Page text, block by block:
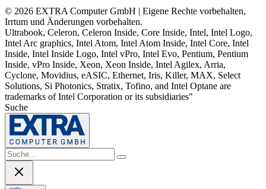
© 2026 EXTRA Computer GmbH | Eigene Rechte vorbehalten,
Irrtum und Änderungen vorbehalten.
Ultrabook, Celeron, Celeron Inside, Core Inside, Intel, Intel Logo,
Intel Arc graphics, Intel Atom, Intel Atom Inside, Intel Core, Intel
Inside, Intel Inside Logo, Intel vPro, Intel Evo, Pentium, Pentium
Inside, vPro Inside, Xeon, Xeon Inside, Intel Agilex, Arria,
Cyclone, Movidius, eASIC, Ethernet, Iris, Killer, MAX, Select
Solutions, Si Photonics, Stratix, Tofino, and Intel Optane are
trademarks of Intel Corporation or its subsidiaries"
Suche